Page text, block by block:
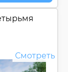
Смотреть